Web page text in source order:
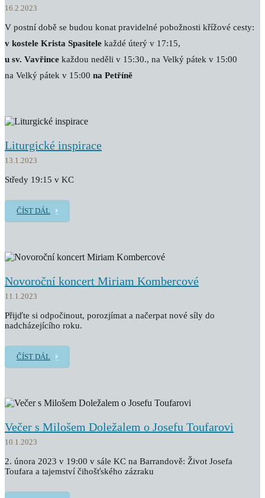
16.2.2023
V postní době se budou konat pravidelné pobožnosti křížové cesty:
v kostele Krista Spasitele každé úterý v 17:15,
u sv. Vavřince každou neděli v 15:30., na Velký pátek v 15:00
na Velký pátek v 15:00 na Petříně
Liturgické inspirace
13.1.2023
Středy 19:15 v KC
ČÍST DÁL
Novoroční koncert Miriam Kombercové
11.1.2023
Přijďte si odpočinout, porozjímat a načerpat nové síly do
nadcházejícího roku.
ČÍST DÁL
Večer s Milošem Doležalem o Josefu Toufarovi
10.1.2023
2. února 2023 v 19:00 v sále KC na Barrandově: Život Josefa
Toufara a tajemství čihošťského zázraku